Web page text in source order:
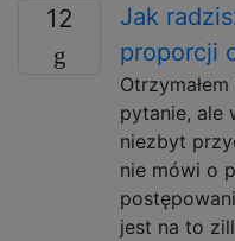
12
Jak
proporcji
pytanie, ale
niezbyt
nie mówi o
jest na to